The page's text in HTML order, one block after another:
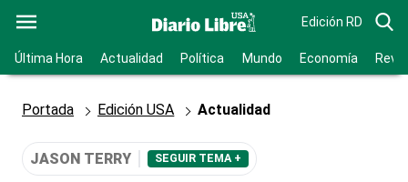
Edición RD
Última Hora Actualidad Política Mundo Economía
Portada Edición USA Actualidad
JASON TERRY SEGUIR TEMA +